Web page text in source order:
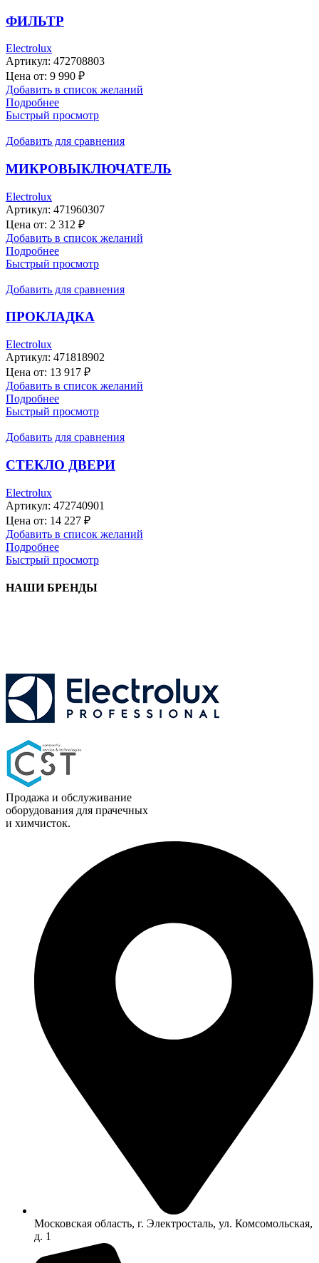
ФИЛЬТР
Electrolux
Артикул: 472708803
Цена от: 9 990 ₽
Добавить в список желаний
Подробнее
Быстрый просмотр
Добавить для сравнения
МИКРОВЫКЛЮЧАТЕЛЬ
Electrolux
Артикул: 471960307
Цена от: 2 312 ₽
Добавить в список желаний
Подробнее
Быстрый просмотр
Добавить для сравнения
ПРОКЛАДКА
Electrolux
Артикул: 471818902
Цена от: 13 917 ₽
Добавить в список желаний
Подробнее
Быстрый просмотр
Добавить для сравнения
СТЕКЛО ДВЕРИ
Electrolux
Артикул: 472740901
Цена от: 14 227 ₽
Добавить в список желаний
Подробнее
Быстрый просмотр
НАШИ БРЕНДЫ
Продажа и обслуживание
оборудования для прачечных
и химчисток.
Московская область, г. Электросталь, ул. Комсомольская,
д. 1